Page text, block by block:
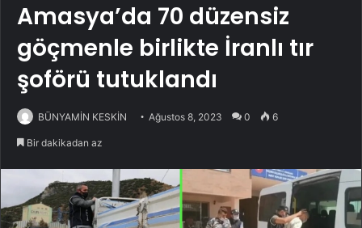
Amasya’da 70 düzensiz
göçmenle birlikte İranlı tır
şoförü tutuklandı
BÜNYAMİN KESKİN Ağustos 8, 2023 0 6
Bir dakikadan az